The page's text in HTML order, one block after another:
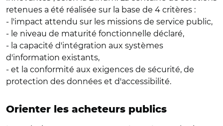
retenues a été réalisée sur la base de 4 critères :
- l'impact attendu sur les missions de service public,
- le niveau de maturité fonctionnelle déclaré,
- la capacité d'intégration aux systèmes
d'information existants,
- et la conformité aux exigences de sécurité, de
protection des données et d'accessibilité.
Orienter les acheteurs publics